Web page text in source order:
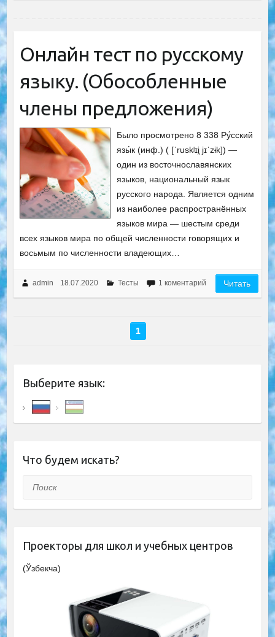
Онлайн тест по русскому
языку. (Обособленные
члены предложения)
Было просмотрено 8 338 Ру́сский
язы́к (инф.) ( [ˈruskʲɪi̯ jɪˈzɨk]) —
один из восточнославянских
языков, национальный язык
русского народа. Является одним
из наиболее распространённых
языков мира — шестым среди
всех языков мира по общей численности говорящих и
восьмым по численности владеющих…
admin 18.07.2020 Тесты 1 коментарий Читать
1
Выберите язык:
Что будем искать?
Поиск
Проекторы для школ и учебных центров
(Ўзбекча)